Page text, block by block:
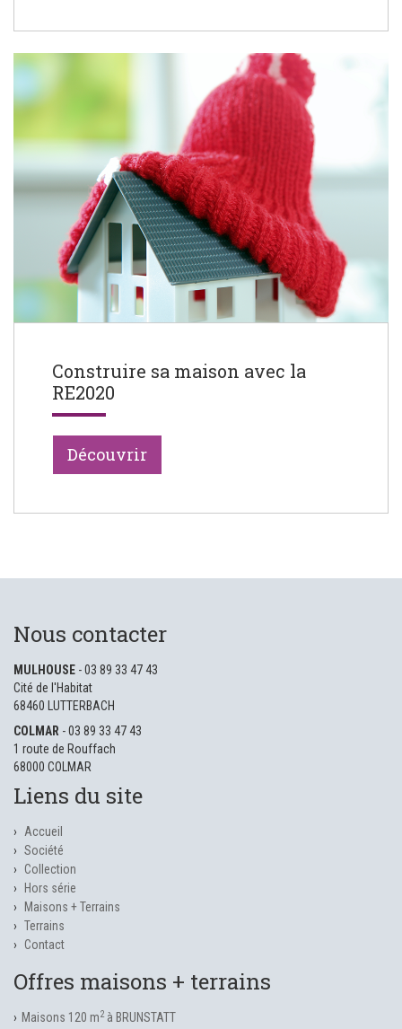
Construire sa maison avec la
RE2020
Découvrir
Nous contacter
MULHOUSE - 03 89 33 47 43
Cité de l'Habitat
68460 LUTTERBACH
COLMAR - 03 89 33 47 43
1 route de Rouffach
68000 COLMAR
Liens du site
Accueil
Société
Collection
Hors série
Maisons + Terrains
Terrains
Contact
Offres maisons + terrains
Maisons 120 m2à BRUNSTATT